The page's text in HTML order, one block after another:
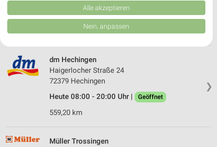
❯
Heute 08:30 - 19:00 Uhr | Geöffnet
570,63 km • Angebote: 4 Prospekte
❯
dm Hechingen
Haigerlocher Straße 24
72379 Hechingen
Heute 08:00 - 20:00 Uhr |
Geöffnet
559,20 km
Müller Trossingen
Verbesserung der Angebote. Verwendung reduzierter Daten zur Auswahl
von Inhalten.
Daten können außerhalb der Europäischen Union weitergegeben und in die
Website/App.
Partnerliste anzeigen (1 IAB-Anbieter)
Wir nutzen Ihre Daten für folgende Zwecke:
IAB-Verarbeitungszwecke:
Speichern von oder Zugriff auf Informationen
auf einem Endgerät
Werbeanzeigen
Alle akzeptieren
Nein, anpassen